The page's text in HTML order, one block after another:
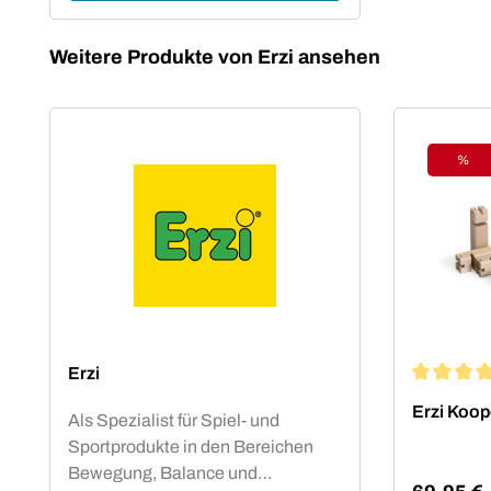
Produktgalerie überspringen
Weitere Produkte von Erzi ansehen
Erzi
Als Spezialist für Spiel- und
Sportprodukte in den Bereichen
Bewegung, Balance und
%
Erzi